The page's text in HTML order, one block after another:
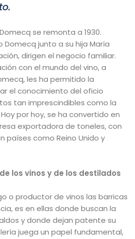
se remonta a 1930.
junto a su hija María
dirigen el negocio familiar.
con el mundo del vino, a
les ha permitido la
el conocimiento del oficio
tan imprescindibles como la
por hoy, se ha convertido en
exportadora de toneles, con
países como Reino Unido y
los vinos y de los destilados
o productor de vinos las barricas
es en ellas donde buscan la
y donde dejan patente su
juega un papel fundamental,